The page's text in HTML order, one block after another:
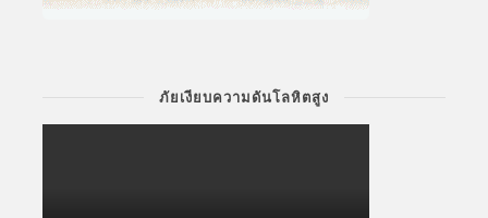
ภัยเงียบความดันโลหิตสูง